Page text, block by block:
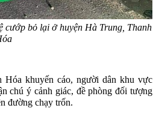
cướp bỏ lại ở huyện Hà Trung, Thanh
Hóa khuyến cáo, người dân khu vực
chú ý cảnh giác, đề phòng đối tượng
đường chạy trốn.